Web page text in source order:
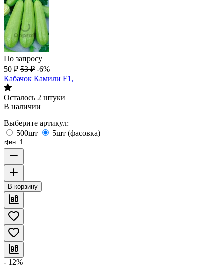
По запросу
50 ₽ 53 ₽ -6%
Кабачок Камили F1,
Осталось 2 штуки
В наличии
Выберите артикул:
500шт
5шт (фасовка)
мин. 1
В корзину
- 12%